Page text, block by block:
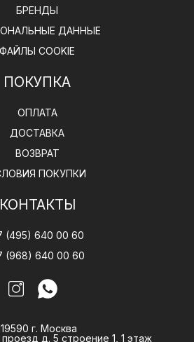
БРЕНДЫ
ДАННЫЕ
ФАЙЛЫ COOKIE
ПОКУПКА
ОПЛАТА
ДОСТАВКА
ВОЗВРАТ
ПОКУПКИ
КОНТАКТЫ
(495) 640 00 60
(968) 640 00 60
г. Москва
д. 5 строение 1, 1 этаж